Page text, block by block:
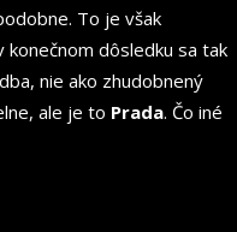
To je však
konečnom dôsledku sa tak
nie ako zhudobnený
ale je to Prada. Čo iné